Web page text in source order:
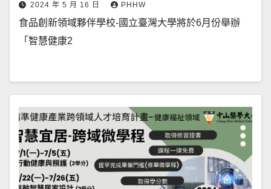
2024 年 5 月 16 日 PHHW
食品創新領域夥伴學校-國立臺灣大學將於6月份舉辦
「智慧健康2